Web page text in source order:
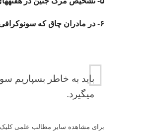
۶- در مادران چاق که
می‎گیرد.
برای مشاهده سایر مطالب علمی